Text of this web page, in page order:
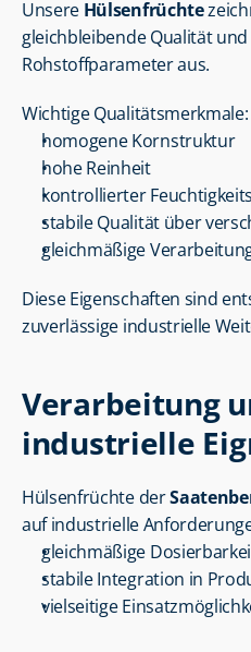
Unsere Hülsenfrüchte
gleichbleibende Qualität
Rohstoffparameter aus.
Wichtige Qualitätsmerkmale:
homogene Kornstruktur
hohe Reinheit
kontrollierter
stabile Qualität über
gleichmäßige
Diese Eigenschaften sind
zuverlässige industrielle
Verarbeitung
industrielle
Hülsenfrüchte der
auf industrielle
gleichmäßige
stabile Integration in
vielseitige